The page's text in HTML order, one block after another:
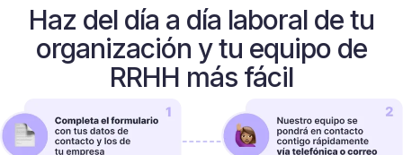
Haz del día a día laboral de tu
organización y tu equipo de
RRHH más fácil